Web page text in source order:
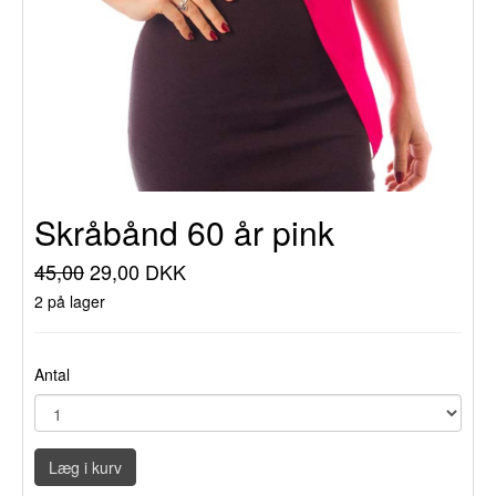
Skråbånd 60 år pink
45,0029,00 DKK
2 på lager
Antal
Læg i kurv